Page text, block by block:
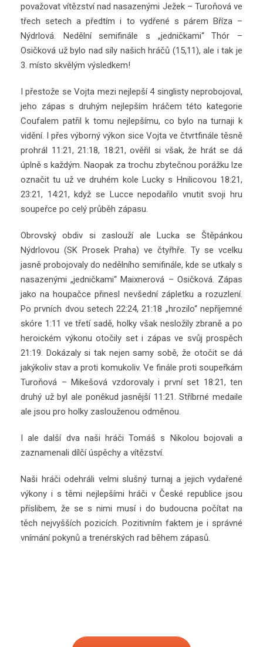
považovat vítězství nad nasazenými Ježek – Turoňová ve
třech setech a předtím i to vydřené s párem Bříza –
Nýdrlová. Nedělní semifinále s „jedničkami“ Thór –
Osičková už bylo nad síly našich hráčů (15,11), ale i tak je
3. místo skvělým výsledkem!
I přestože se Vojta mezi nejlepší 4 singlisty neprobojoval,
jeho zápas s druhým nejlepším hráčem této kategorie
Coufalem patřil k tomu nejlepšímu, co bylo na turnaji k
vidění. I přes výborný výkon sice Vojta ve čtvrtfinále těsně
prohrál 11:21, 21:18, 18:21, ověřil si však, že hrát se dá
úplně s každým. Naopak za trochu zbytečnou porážku lze
označit tu už ve druhém kole Lucky s Hnilicovou 18:21,
23:21, 14:21, když se Lucce nepodařilo vnutit svoji hru
soupeřce po celý průběh zápasu.
Obrovský obdiv si zaslouží ale Lucka se Štěpánkou
Nýdrlovou (SK Prosek Praha) ve čtyřhře. Ty se vcelku
jasně probojovaly do nedělního semifinále, kde se utkaly s
nasazenými „jedničkami“ Maixnerová – Osičková. Zápas
jako na houpačce přinesl nevšední zápletku a rozuzlení.
Po prvních dvou setech 22:24, 21:18 „hrozilo“ nepříjemné
skóre 1:11 ve třetí sadě, holky však nesložily zbraně a po
heroickém výkonu otočily set i zápas ve svůj prospěch
21:19. Dokázaly si tak nejen samy sobě, že otočit se dá
jakýkoliv stav a proti komukoliv. Ve finále proti soupeřkám
Turoňová – Mikešová vzdorovaly i první set 18:21, ten
druhý už byl ale poněkud jasnější 11:21. Stříbrné medaile
ale jsou pro holky zaslouženou odměnou.
I ale další dva naši hráči Tomáš s Nikolou bojovali a
zaznamenali dílčí úspěchy a vítězství.
Naši hráči odehráli velmi slušný turnaj a jejich vydařené
výkony i s těmi nejlepšími hráči v České republice jsou
příslibem, že se s nimi musí i do budoucna počítat na
těch nejvyšších pozicích. Pozitivním faktem je i správné
vnímání pokynů a trenérských rad během zápasů.